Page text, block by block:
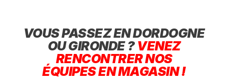
VOUS PASSEZ EN DORDOGNE
OU GIRONDE ?VENEZ
RENCONTRER NOS
ÉQUIPESEN MAGASIN !